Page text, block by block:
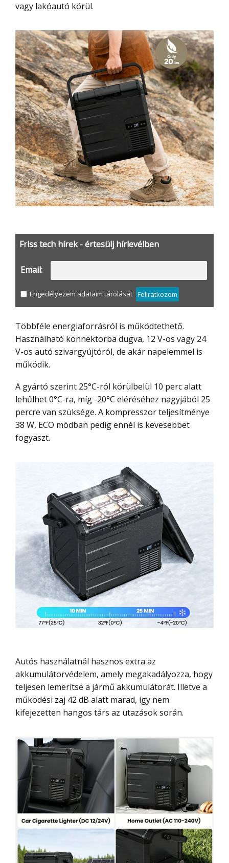
vagy lakóautó körül.
Friss tech hírek - értesülj hírlevélben
Email:
Engedélyezem adataim tárolását Feliratkozom
Többféle energiaforrásról is működtethető.
Használható konnektorba dugva, 12 V-os vagy 24
V-os autó szivargyújtóról, de akár napelemmel is
működik.
A gyártó szerint 25°C-ról körülbelül 10 perc alatt
lehűlhet 0°C-ra, míg -20°C eléréséhez nagyjából 25
percre van szüksége. A kompresszor teljesítménye
38 W, ECO módban pedig ennél is kevesebbet
fogyaszt.
Autós használatnál hasznos extra az
akkumulátorvédelem, amely megakadályozza, hogy
teljesen lemerítse a jármű akkumulátorát. Illetve a
működési zaj 42 dB alatt marad, így nem
kifejezetten hangos társ az utazások során.